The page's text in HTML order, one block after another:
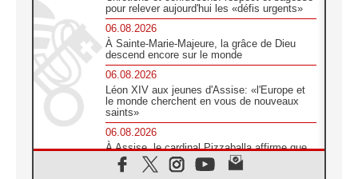
pour relever aujourd'hui les «défis urgents»
06.08.2026
À Sainte-Marie-Majeure, la grâce de Dieu
descend encore sur le monde
06.08.2026
Léon XIV aux jeunes d'Assise: «l'Europe et
le monde cherchent en vous de nouveaux
saints»
06.08.2026
À Assise, le cardinal Pizzaballa affirme que
«les chrétiens veulent la paix»